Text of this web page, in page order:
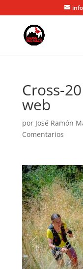
Cross-
web
por José Ramón
Comentarios